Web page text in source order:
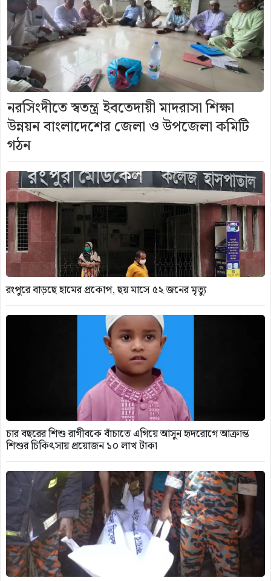
নরসিংদীতে স্বতন্ত্র ইবতেদায়ী মাদরাসা শিক্ষা
উন্নয়ন বাংলাদেশের জেলা ও উপজেলা কমিটি
গঠন
রংপুরে বাড়ছে হামের প্রকোপ, ছয় মাসে ৫২ জনের মৃত্যু
চার বছরের শিশু রাগীবকে বাঁচাতে এগিয়ে আসুন হৃদরোগে আক্রান্ত
শিশুর চিকিৎসায় প্রয়োজন ১০ লাখ টাকা